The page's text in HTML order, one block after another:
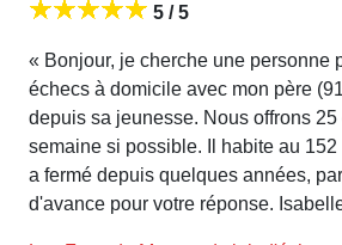
5 / 5
« Bonjour, je cherche une personne
échecs à domicile avec mon père
depuis sa jeunesse. Nous offrons
semaine si possible. Il habite au
a fermé depuis quelques années,
d'avance pour votre réponse.